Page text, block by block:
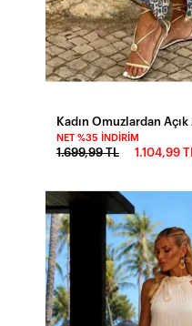
NET %35 İNDIRIM
1.699,99 TL 1.104,99 TL